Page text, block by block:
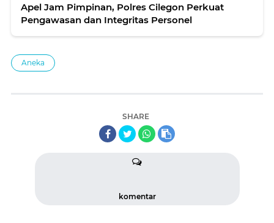
Apel Jam Pimpinan, Polres Cilegon Perkuat
Pengawasan dan Integritas Personel
Aneka
SHARE
komentar